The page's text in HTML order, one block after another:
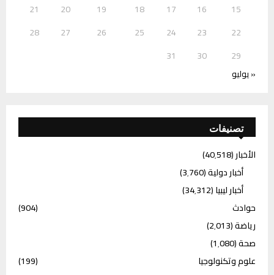
15
16
17
18
19
20
21
22
23
24
25
26
27
28
29
30
31
« يوليو
تصنيفات
الأخبار(40٬518)
أخبار دولية(3٬760)
أخبار ليبيا(34٬312)
حوادث
(904)
رياضة(2٬013)
صحة(1٬080)
علوم وتكنولوجيا
(199)